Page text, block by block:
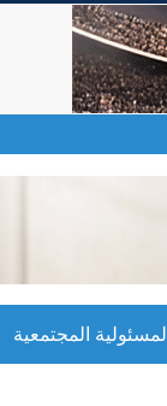
المسئولية المجتمعية